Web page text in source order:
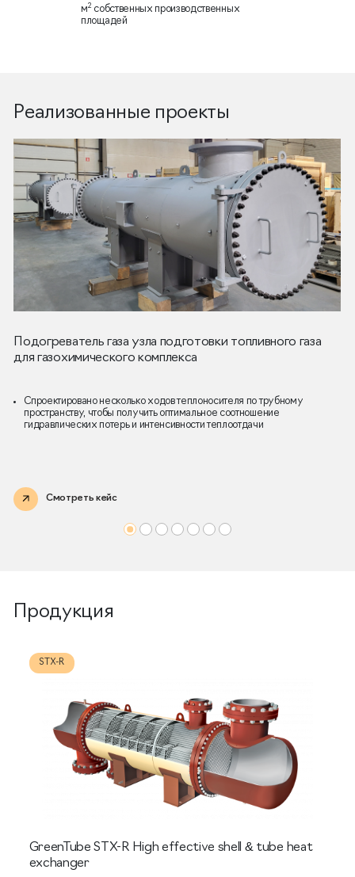
м2 собственных производственных
площадей
Реализованные проекты
Подогреватель газа узла подготовки топливного газа
для газохимического комплекса
Спроектировано несколько ходов теплоносителя по трубному
пространству, чтобы получить оптимальное соотношение
гидравлических потерь и интенсивности теплоотдачи
Смотреть кейс
Продукция
STX-R
GreenTube STX-R High effective shell & tube heat
exchanger